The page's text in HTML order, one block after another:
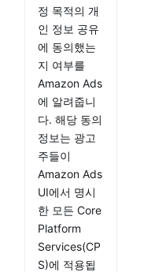
정 목적의 개
인 정보 공유
에 동의했는
지 여부를
Amazon Ads
에 알려줍니
다. 해당 동의
정보는 광고
주들이
Amazon Ads
UI에서 명시
한 모든 Core
Platform
Services(CP
S)에 적용됩